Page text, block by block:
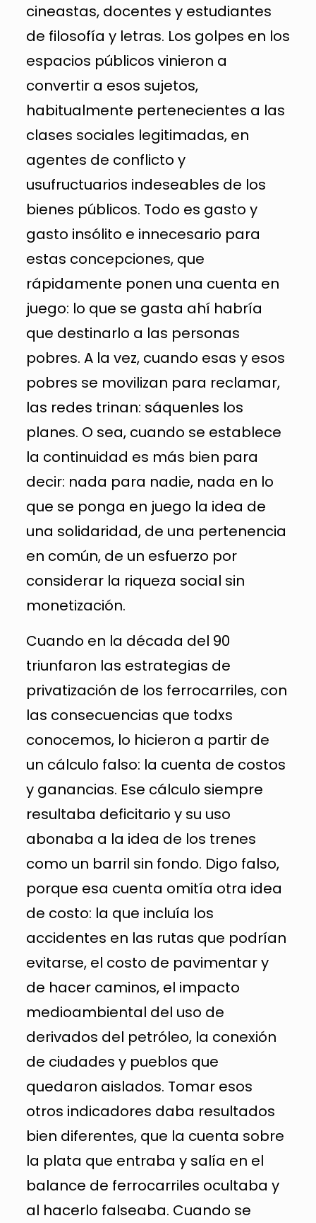
cineastas, docentes y estudiantes
de filosofía y letras. Los golpes en los
espacios públicos vinieron a
convertir a esos sujetos,
habitualmente pertenecientes a las
clases sociales legitimadas, en
agentes de conflicto y
usufructuarios indeseables de los
bienes públicos. Todo es gasto y
gasto insólito e innecesario para
estas concepciones, que
rápidamente ponen una cuenta en
juego: lo que se gasta ahí habría
que destinarlo a las personas
pobres. A la vez, cuando esas y esos
pobres se movilizan para reclamar,
las redes trinan: sáquenles los
planes. O sea, cuando se establece
la continuidad es más bien para
decir: nada para nadie, nada en lo
que se ponga en juego la idea de
una solidaridad, de una pertenencia
en común, de un esfuerzo por
considerar la riqueza social sin
monetización.
Cuando en la década del 90
triunfaron las estrategias de
privatización de los ferrocarriles, con
las consecuencias que todxs
conocemos, lo hicieron a partir de
un cálculo falso: la cuenta de costos
y ganancias. Ese cálculo siempre
resultaba deficitario y su uso
abonaba a la idea de los trenes
como un barril sin fondo. Digo falso,
porque esa cuenta omitía otra idea
de costo: la que incluía los
accidentes en las rutas que podrían
evitarse, el costo de pavimentar y
de hacer caminos, el impacto
medioambiental del uso de
derivados del petróleo, la conexión
de ciudades y pueblos que
quedaron aislados. Tomar esos
otros indicadores daba resultados
bien diferentes, que la cuenta sobre
la plata que entraba y salía en el
balance de ferrocarriles ocultaba y
al hacerlo falseaba. Cuando se